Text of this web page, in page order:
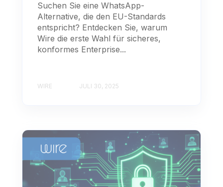
Suchen Sie eine WhatsApp-
Alternative, die den EU-Standards
entspricht? Entdecken Sie, warum
Wire die erste Wahl für sicheres,
konformes Enterprise...
WIRE JULI 30, 2025